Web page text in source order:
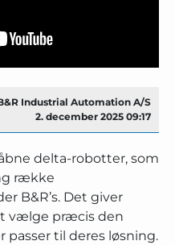
Industrial Automation A/S
2. december 2025 09:17
delta-robotter, som
række
B&R’s. Det giver
vælge præcis den
til deres løsning.